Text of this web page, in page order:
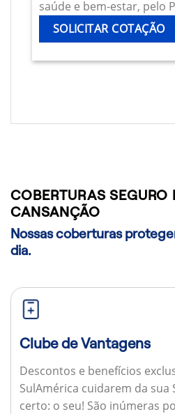
saúde e bem-estar, pelo
SOLICITAR COTAÇÃO
COBERTURAS SEGURO
CANSANÇÃO
Nossas coberturas
dia.
Clube de Vantagens
Descontos e benefícios
SulAmérica cuidarem da
certo: o seu! São inúmeras